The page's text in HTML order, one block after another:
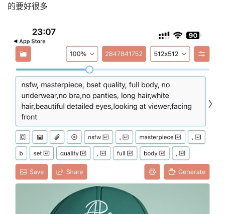
的要好很多